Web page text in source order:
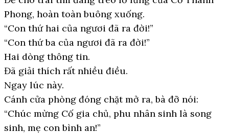
Phong, hoàn toàn buông xuống.
“Con thứ hai của ngươi đã ra đời!”
“Con thứ ba của ngươi đã ra đời!”
Hai dòng thông tin.
Đã giải thích rất nhiều điều.
Ngay lúc này.
Cánh cửa phòng đóng chặt mở ra, bà đỡ nói:
“Chúc mừng Cố gia chủ, phu nhân sinh là song
sinh, mẹ con bình an!”